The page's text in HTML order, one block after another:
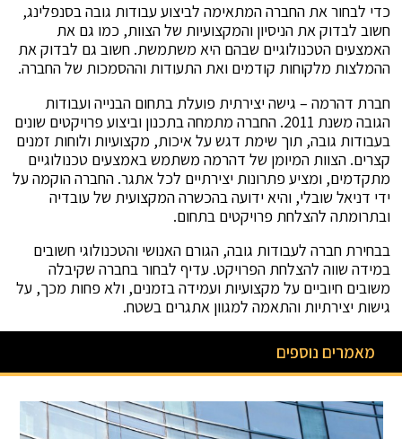
כדי לבחור את החברה המתאימה לביצוע עבודות גובה בסנפלינג,
חשוב לבדוק את הניסיון והמקצועיות של הצוות, כמו גם את
האמצעים הטכנולוגיים שבהם היא משתמשת. חשוב גם לבדוק את
ההמלצות מלקוחות קודמים ואת התעודות וההסמכות של החברה.
חברת דהרמה – גישה יצירתית פועלת בתחום הבנייה ועבודות
הגובה משנת 2011. החברה מתמחה בתכנון וביצוע פרויקטים שונים
בעבודות גובה, תוך שימת דגש על איכות, מקצועיות ולוחות זמנים
קצרים. הצוות המיומן של דהרמה משתמש באמצעים טכנולוגיים
מתקדמים, ומציע פתרונות יצירתיים לכל אתגר. החברה הוקמה על
ידי דניאל שובלי, והיא ידועה בהכשרה המקצועית של עובדיה
ובתרומתה להצלחת פרויקטים בתחום.
בבחירת חברה לעבודות גובה, הגורם האנושי והטכנולוגי חשובים
במידה שווה להצלחת הפרויקט. עדיף לבחור בחברה שקיבלה
משובים חיוביים על מקצועיות ועמידה בזמנים, ולא פחות מכך, על
גישות יצירתיות והתאמה למגוון אתגרים בשטח.
מאמרים נוספים